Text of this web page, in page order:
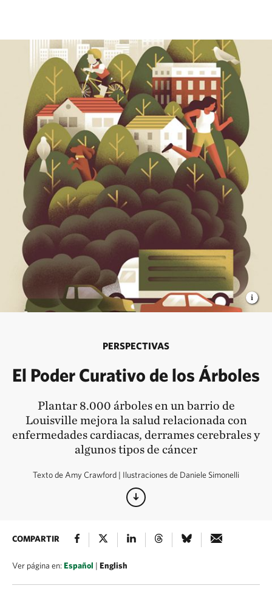
PERSPECTIVAS
El Poder Curativo de los Árboles
Plantar 8.000 árboles en un barrio de
Louisville mejora la salud relacionada con
enfermedades cardiacas, derrames cerebrales y
algunos tipos de cáncer
Texto de Amy Crawford | Ilustraciones de Daniele Simonelli
COMPARTIR
Ver página en:Español | English